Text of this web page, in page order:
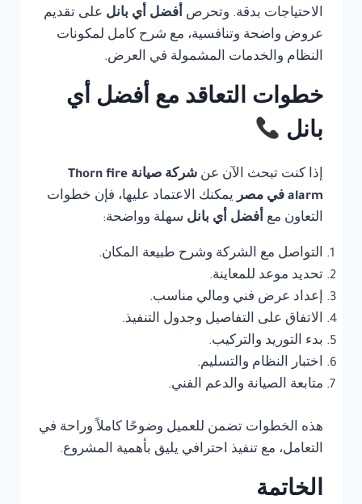
الاحتياجات بدقة. وتحرص أفضل أي بانل على تقديم
عروض واضحة وتنافسية، مع شرح كامل لمكونات
النظام والخدمات المشمولة في العرض.
خطوات التعاقد مع أفضل أي
بانل
إذا كنت تبحث الآن عن
شركة صيانة Thorn fire
alarm في مصر
يمكنك الاعتماد عليها، فإن خطوات
التعاون مع أفضل أي بانل سهلة وواضحة:
التواصل مع الشركة وشرح طبيعة المكان.
تحديد موعد للمعاينة.
إعداد عرض فني ومالي مناسب.
الاتفاق على التفاصيل وجدول التنفيذ.
بدء التوريد والتركيب.
اختبار النظام والتسليم.
متابعة الصيانة والدعم الفني.
هذه الخطوات تضمن للعميل وضوحًا كاملاً وراحة في
التعامل، مع تنفيذ احترافي يليق بأهمية المشروع.
الخاتمة